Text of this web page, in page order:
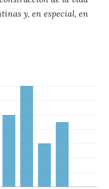
y, en especial, en